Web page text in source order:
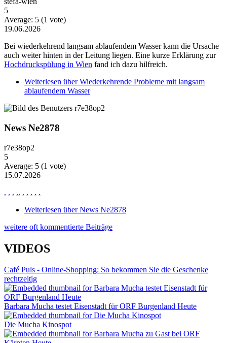
5
Average: 5 (1 vote)
19.06.2026
Bei wiederkehrend langsam ablaufendem Wasser kann die Ursache
auch weiter hinten in der Leitung liegen. Eine kurze Erklärung zur
Hochdruckspülung in Wien fand ich dazu hilfreich.
Weiterlesen über Wiederkehrende Probleme mit langsam
ablaufendem Wasser
News Ne2878
r7e38op2
5
Average: 5 (1 vote)
15.07.2026
. . . .. . . . . .
Weiterlesen über News Ne2878
weitere oft kommentierte Beiträge
VIDEOS
Café Puls - Online-Shopping: So bekommen Sie die Geschenke
rechtzeitig
Barbara Mucha testet Eisenstadt für ORF Burgenland Heute
Die Mucha Kinospot